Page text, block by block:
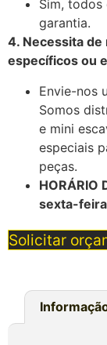
Sim, todos
garantia.
4. Necessita
específicos ou
Envie-nos
Somos
e mini
especiais
peças.
HORÁRIO
sexta-
Solicitar